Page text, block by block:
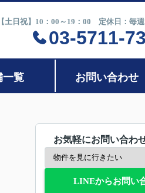
土日祝】10：00～19：00 定休日：毎週
03-5711-
一覧 お問い合わせ
お気軽にお問い合わ
LINEからお問い